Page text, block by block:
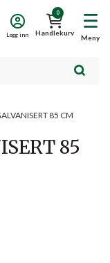
Meny
0
Handlekurv
Logg inn
85 CM
85